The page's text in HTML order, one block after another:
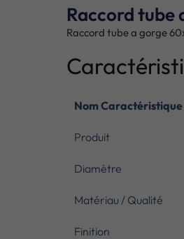
Raccord tube
Raccord tube a gorge
Nom Caractéristique
Produit
Diamètre
Matériau / Qualité
Finition